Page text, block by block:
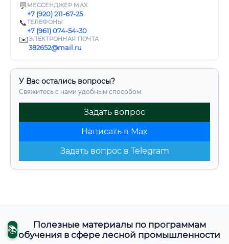
💬 МЕССЕНДЖЕР MAX
+7 (920) 211-67-25
📞ТЕЛЕФОНЫ
+7 (961) 074-54-30
✉️ЭЛЕКТРОННАЯ ПОЧТА
382652@mail.ru
У Вас остались вопросы?
Свяжитесь с нами удобным способом:
Задать вопрос
Написать в Max
Задать вопрос в Telegram
📚
Полезные материалы по программам
обучения в сфере лесной промышленности